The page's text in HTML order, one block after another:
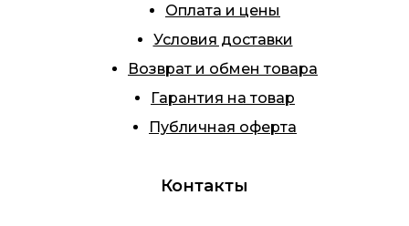
Оплата и цены
Условия доставки
Возврат и обмен товара
Гарантия на товар
Публичная оферта
Контакты